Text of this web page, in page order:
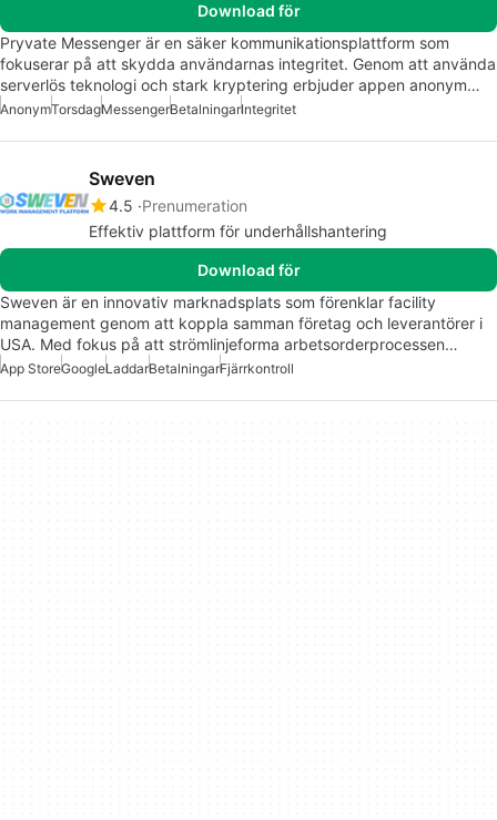
Download för
Pryvate Messenger är en säker kommunikationsplattform som
fokuserar på att skydda användarnas integritet. Genom att använda
serverlös teknologi och stark kryptering erbjuder appen anonym…
AnonymTorsdagMessengerBetalningarIntegritet
Sweven
4.5 Prenumeration
Effektiv plattform för underhållshantering
Download för
Sweven är en innovativ marknadsplats som förenklar facility
management genom att koppla samman företag och leverantörer i
USA. Med fokus på att strömlinjeforma arbetsorderprocessen…
App StoreGoogleLaddarBetalningarFjärrkontroll